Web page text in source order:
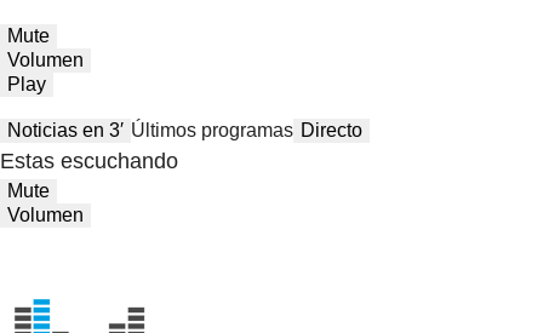
Mute
Volumen
Play
Noticias en 3′ Últimos programas Directo
Estas escuchando
Mute
Volumen